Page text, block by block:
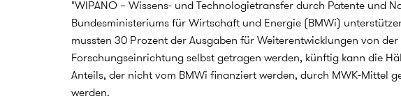
"WIPANO – Wissens- und Technologietransfer durch Patente und
Bundesministeriums für Wirtschaft und Energie (BMWi)
mussten 30 Prozent der Ausgaben für Weiterentwicklungen von der
Forschungseinrichtung selbst getragen werden, künftig kann die
Anteils, der nicht vom BMWi finanziert werden, durch MWK-Mittel
werden.